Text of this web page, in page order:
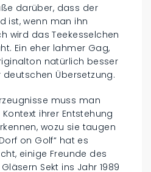
darüber, dass der
ist, wenn man ihn
wird das Teekesselchen
Ein eher lahmer Gag,
natürlich besser
Übersetzung.
muss man
ihrer Entstehung
wozu sie taugen
on Golf“ hat es
einige Freunde des
Sekt ins Jahr 1989